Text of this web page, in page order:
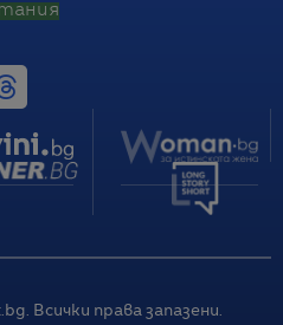
Всички права запазени.